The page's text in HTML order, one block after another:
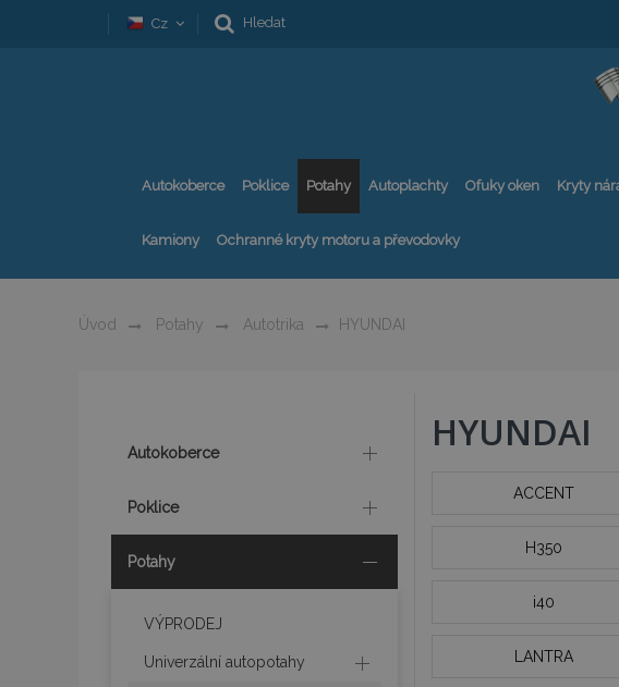
Cz Hledat
Autokoberce Poklice Potahy Autoplachty Ofuky oken Kryty
Kamiony Ochranné kryty motoru a převodovky
Úvod Potahy Autotrika HYUNDAI
HYUNDAI
ACCENT
H350
i40
LANTRA
Autokoberce
Poklice
Potahy
VÝPRODEJ
Univerzální autopotahy